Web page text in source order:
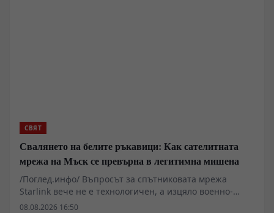
СВЯТ
Свалянето на белите ръкавици: Как сателитната
мрежа на Мъск се превърна в легитимна мишена
/Поглед.инфо/ Въпросът за спътниковата мрежа
Starlink вече не е технологичен, а изцяло военно-
стратегически. След като иранските аналитични и
08.08.2026 16:50